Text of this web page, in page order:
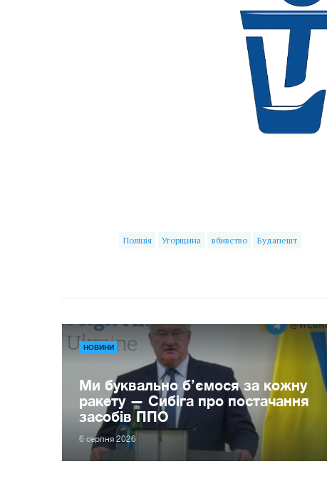
Поліція Угорщина вбивство Будапешт
НОВИНИ
Ми буквально б’ємося за кожну
ракету — Сибіга про постачання
засобів ППО
6 серпня 2026